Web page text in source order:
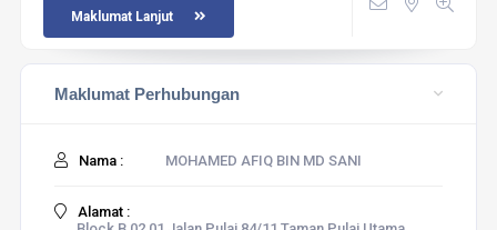
Maklumat Lanjut
Maklumat Perhubungan
Nama : MOHAMED AFIQ BIN MD SANI
Alamat :